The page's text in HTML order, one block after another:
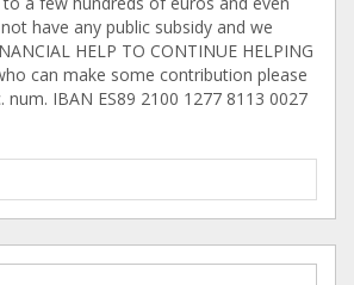
have any public subsidy and we
HELP TO CONTINUE HELPING
can make some contribution please
num. IBAN ES89 2100 1277 8113 0027